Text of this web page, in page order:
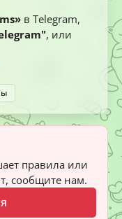
в Telegram,
, или
правила или
сообщите нам.